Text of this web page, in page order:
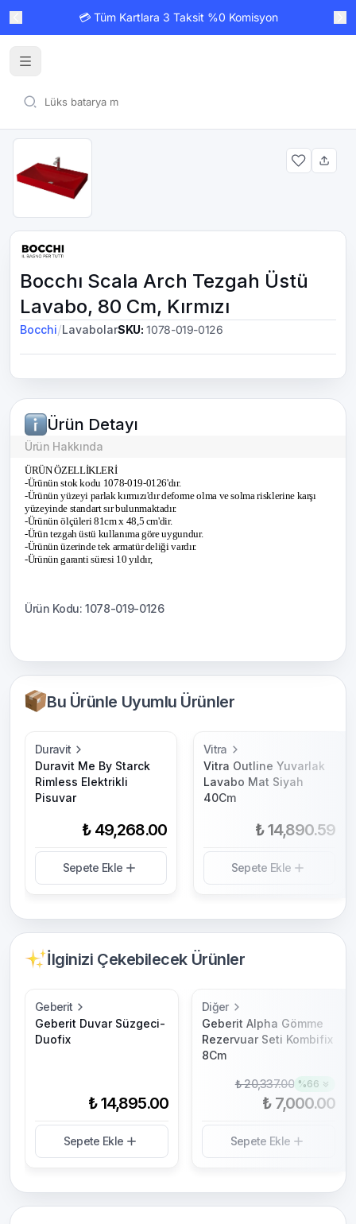
💳 Tüm Kartlara 3 Taksit %0 Komisyon
Bocchı Scala Arch Tezgah Üstü
Lavabo, 80 Cm, Kırmızı
Bocchi/LavabolarSKU: 1078-019-0126
Bu Ürünle Uyumlu Ürünler
Duravit
Duravit Me By Starck
Rimless Elektrikli
Pisuvar
₺ 49,268.00
Sepete Ekle
Vitra
Vitra Outline Yuvarlak
Lavabo Mat Siyah
40Cm
₺ 14,890.59
Sepete Ekle
İlginizi Çekebilecek Ürünler
Geberit
Geberit Duvar Süzgeci-
Duofix
₺ 14,895.00
Sepete Ekle
Diğer
Geberit Alpha Gömme
Rezervuar Seti Kombifix
8Cm
₺ 20,337.00 %66
₺ 7,000.00
Sepete Ekle
Ürün Detayı
Ürün Hakkında
ÜRÜN ÖZELLİKLERİ
-Ürünün stok kodu 1078-019-0126'dır.
-Ürünün yüzeyi parlak kırmızı'dır deforme olma ve solma risklerine karşı
yüzeyinde standart sır bulunmaktadır.
-Ürünün ölçüleri 81cm x 48,5 cm'dir.
-Ürün tezgah üstü kullanıma göre uygundur.
-Ürünün üzerinde tek armatür deliği vardır.
-Ürünün garanti süresi 10 yıldır,
Ürün Kodu: 1078-019-0126